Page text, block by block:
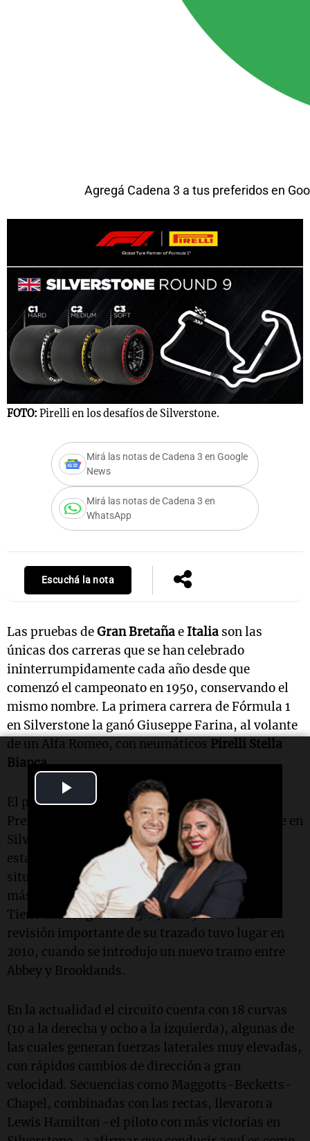
Video
Agregá Cadena 3 a tus preferidos en
FOTO: Pirelli en los desafíos de Silverstone.
Mirá las notas de Cadena 3 en Google
News
Mirá las notas de Cadena 3 en
WhatsApp
Escuchá la nota
Las pruebas deGran Bretañae Italia son las
únicas dos carreras que se han celebrado
ininterrumpidamente cada año desde que
comenzó el campeonato en 1950, conservando el
mismo nombre. La primera carrera de Fórmula 1
en Silverstone la ganó Giuseppe Farina, al volante
de un Alfa Romeo, con neumáticos Pirelli Stella
Bianca.
El próximo evento será la 77ª edición del Gran
Premio de Gran Bretaña, la 60ª con este nombre en
Silverstone y la 518ª carrera en la que Pirelli ha
estado presente en el campeonato. El circuito,
situado al norte de Northampton, es uno de los
más utilizados en el mundo del automovilismo.
Tiene una longitud de 5.891 km y la última
revisión importante de su trazado tuvo lugar en
2010, cuando se introdujo un nuevo tramo entre
Abbey y Brooklands.
En la actualidad el circuito cuenta con 18 curvas
(10 a la derecha y ocho a la izquierda), algunas de
las cuales generan fuerzas laterales muy elevadas,
con rápidos cambios de dirección a gran
velocidad. Secuencias como Maggotts-Becketts-
Chapel, combinadas con las rectas, llevaron a
Lewis Hamilton -el piloto con más victorias en